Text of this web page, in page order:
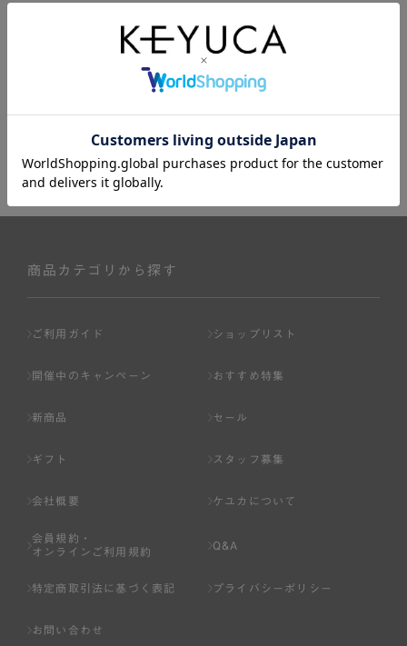
ージ、購入履歴をご利用いただけます。
商品カテゴリから探す
ご利用ガイド ショップリスト
開催中のキャンペーン おすすめ特集
新商品 セール
ギフト スタッフ募集
会社概要 ケユカについて
会員規約・
オンラインご利用規約
Q&A
特定商取引法に基づく表記 プライバシーポリシー
お問い合わせ